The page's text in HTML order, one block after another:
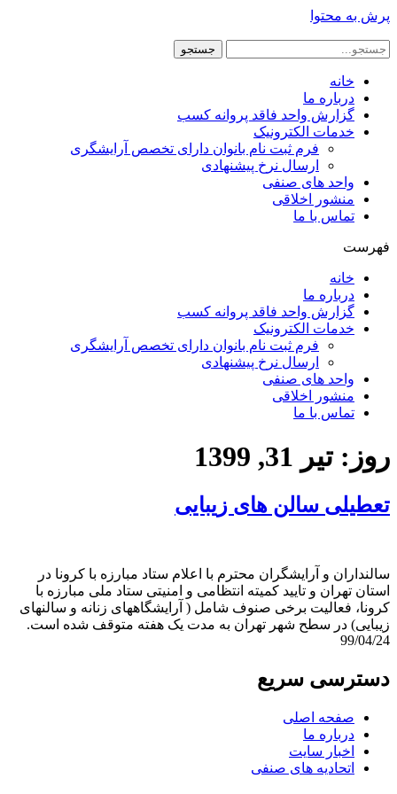
پرش به محتوا
جستجو
خانه
درباره ما
گزارش واحد فاقد پروانه کسب
خدمات الکترونیک
فرم ثبت نام بانوان دارای تخصص آرایشگری
ارسال نرخ پیشنهادی
واحد های صنفی
منشور اخلاقی
تماس با ما
فهرست
خانه
درباره ما
گزارش واحد فاقد پروانه کسب
خدمات الکترونیک
فرم ثبت نام بانوان دارای تخصص آرایشگری
ارسال نرخ پیشنهادی
واحد های صنفی
منشور اخلاقی
تماس با ما
روز:تیر 31, 1399
تعطیلی سالن های زیبایی
سالنداران و آرایشگران محترم با اعلام ستاد مبارزه با کرونا در
استان تهران و تایید کمیته انتظامی و امنیتی ستاد ملی مبارزه با
کرونا، فعالیت برخی صنوف شامل ( آرایشگاههای زنانه و سالنهای
زیبایی) در سطح شهر تهران به مدت یک هفته متوقف شده است.
99/04/24
دسترسی سریع
صفحه اصلی
درباره ما
اخبار سایت
اتحادیه های صنفی